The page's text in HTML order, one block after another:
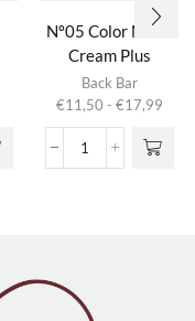
Nº05 Color Mask
Cream Plus
Back Bar
€11,50 - €17,99
tot
Nº05
heeft
meerdere
Deze optie